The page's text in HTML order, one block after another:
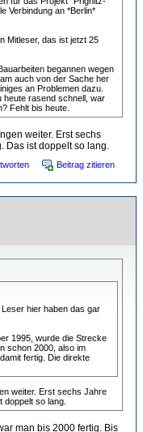
Verbindung an *Berlin*
Mitleser, das ist jetzt 25
begannen wegen
auch von der Sache her
an Problemen dazu.
heute rasend schnell, war
Fehlt bis heute.
weiter. Erst sechs
Das ist doppelt so lang.
Beitrag zitieren
hier haben das gar
1995, wurde die Strecke
schon 2000, also im
fertig. Die direkte
weiter. Erst sechs Jahre
so lang.
man bis 2000 fertig. Bis